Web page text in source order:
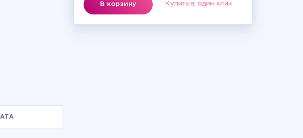
В корзину Купить в один клик